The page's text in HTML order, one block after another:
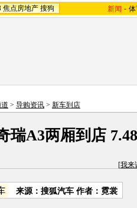
焦点房地产 搜狗 新闻 -
> 导购资讯 > 新车到店
瑞A3两厢到店
[我来
来源： 搜狐汽车 作者：霓裳